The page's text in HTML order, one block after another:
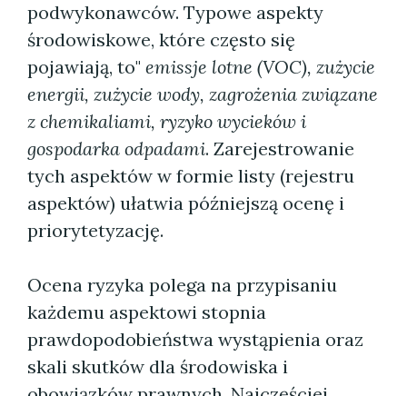
podwykonawców. Typowe aspekty
środowiskowe, które często się
pojawiają, to" emissje lotne (VOC), zużycie
energii, zużycie wody, zagrożenia związane
z chemikaliami, ryzyko wycieków i
gospodarka odpadami. Zarejestrowanie
tych aspektów w formie listy (rejestru
aspektów) ułatwia późniejszą ocenę i
priorytetyzację.
Ocena ryzyka polega na przypisaniu
każdemu aspektowi stopnia
prawdopodobieństwa wystąpienia oraz
skali skutków dla środowiska i